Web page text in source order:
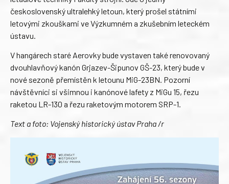
československý ultralehký letoun, který prošel státními
letovými zkouškami ve Výzkumném a zkušebním leteckém
ústavu.
V hangárech staré Aerovky bude vystaven také renovovaný
dvouhlavňový kanón Grjazev-Šipunov GŠ-23, který bude v
nové sezoně přemístěn k letounu MiG-23BN. Pozorní
návštěvníci si všimnou i kanónové lafety z MiGu 15, řezu
raketou LR-130 a řezu raketovým motorem SRP-1.
Text a foto: Vojenský historický ústav Praha /r